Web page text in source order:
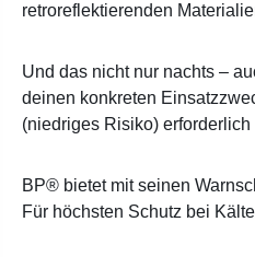
retroreflektierenden
Und das nicht nur nachts –
deinen konkreten
(niedriges Risiko) erforderlich
BP® bietet mit seinen
Für höchsten Schutz bei